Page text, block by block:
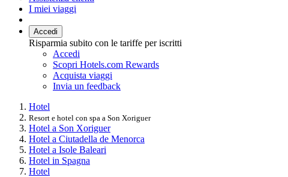
I miei viaggi
Accedi
Risparmia subito con le tariffe per iscritti
Accedi
Scopri Hotels.com Rewards
Acquista viaggi
Invia un feedback
Hotel
Resort e hotel con spa a Son Xoriguer
Hotel a Son Xoriguer
Hotel a Ciutadella de Menorca
Hotel a Isole Baleari
Hotel in Spagna
Hotel